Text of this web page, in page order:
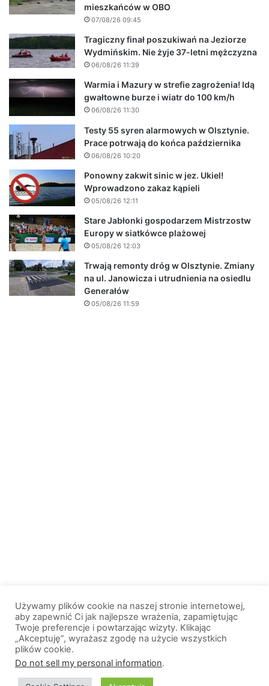
mieszkańców w OBO
07/08/26 09:45
Tragiczny finał poszukiwań na Jeziorze
Wydmińskim. Nie żyje 37-letni mężczyzna
06/08/26 11:39
Warmia i Mazury w strefie zagrożenia! Idą
gwałtowne burze i wiatr do 100 km/h
06/08/26 11:30
Testy 55 syren alarmowych w Olsztynie.
Prace potrwają do końca października
06/08/26 10:20
Ponowny zakwit sinic w jez. Ukiel!
Wprowadzono zakaz kąpieli
05/08/26 12:11
Stare Jabłonki gospodarzem Mistrzostw
Europy w siatkówce plażowej
05/08/26 12:03
Trwają remonty dróg w Olsztynie. Zmiany
na ul. Janowicza i utrudnienia na osiedlu
Generałów
05/08/26 11:59
© 2013-2026, All Rights Reserved. Wszelkie prawa zastrzeżone. |
Używamy plików cookie na naszej stronie internetowej,
aby zapewnić Ci jak najlepsze wrażenia, zapamiętując
Twoje preferencje i powtarzając wizyty. Klikając
„Akceptuję”, wyrażasz zgodę na użycie wszystkich
plików cookie.
Do not sell my personal information.